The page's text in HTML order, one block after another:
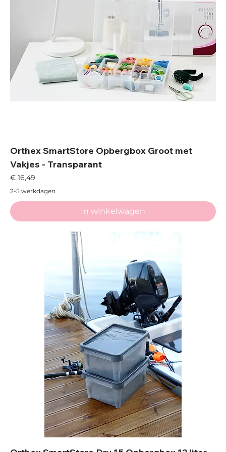
Orthex SmartStore Opbergbox Groot met
Vakjes - Transparant
Prijs
€ 16,49
2-5 werkdagen
In winkelwagen